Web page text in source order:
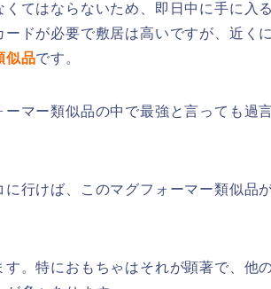
てはならないため、即日中に手に入
ドが必要で敷居は高いですが、近く
似品です。
マー類似品の中で最強と言っても過
行けば、このマグフォーマー類似品
。特におもちゃはそれが顕著で、他